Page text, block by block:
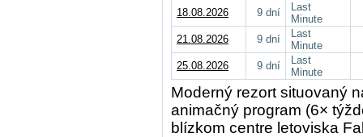
18.08.2026
9 dní
Last
Minute
21.08.2026
9 dní
Last
Minute
25.08.2026
9 dní
Last
Minute
Moderný rezort situovaný
animačný program (6×
blízkom centre letoviska